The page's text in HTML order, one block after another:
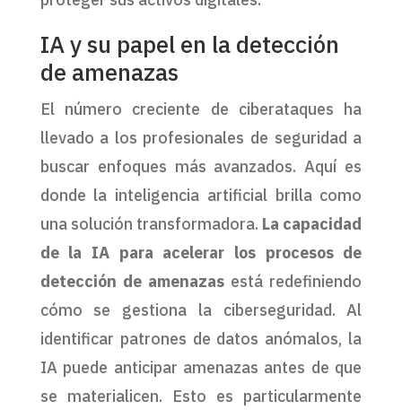
IA y su papel en la detección
de amenazas
El número creciente de ciberataques ha
llevado a los profesionales de seguridad a
buscar enfoques más avanzados. Aquí es
donde la inteligencia artificial brilla como
una solución transformadora. La capacidad
de la IA para acelerar los procesos de
detección de amenazas está redefiniendo
cómo se gestiona la ciberseguridad. Al
identificar patrones de datos anómalos, la
IA puede anticipar amenazas antes de que
se materialicen. Esto es particularmente